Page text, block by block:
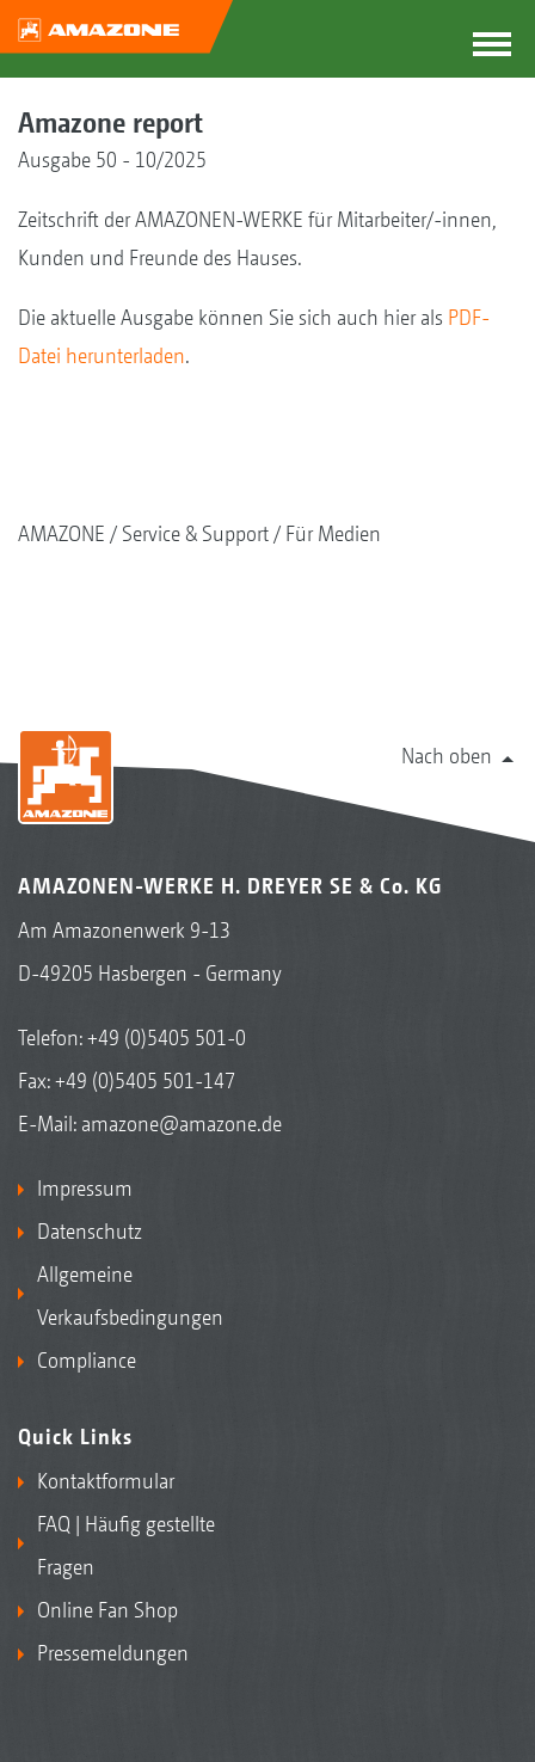
Amazone report
Ausgabe 50 - 10/2025
Zeitschrift der AMAZONEN-WERKE für Mitarbeiter/-innen,
Kunden und Freunde des Hauses.
Die aktuelle Ausgabe können Sie sich auch hier als PDF-
Datei herunterladen.
AMAZONE Service & Support Für Medien
Nach oben
AMAZONEN-WERKE H. DREYER SE & Co. KG
Am Amazonenwerk 9-13
D-49205 Hasbergen - Germany
Telefon:+49 (0)5405 501-0
Fax: +49 (0)5405 501-147
E-Mail: amazone@amazone.de
Impressum
Datenschutz
Allgemeine
Verkaufsbedingungen
Compliance
Quick Links
Kontaktformular
FAQ | Häufig gestellte
Fragen
Online Fan Shop
Pressemeldungen